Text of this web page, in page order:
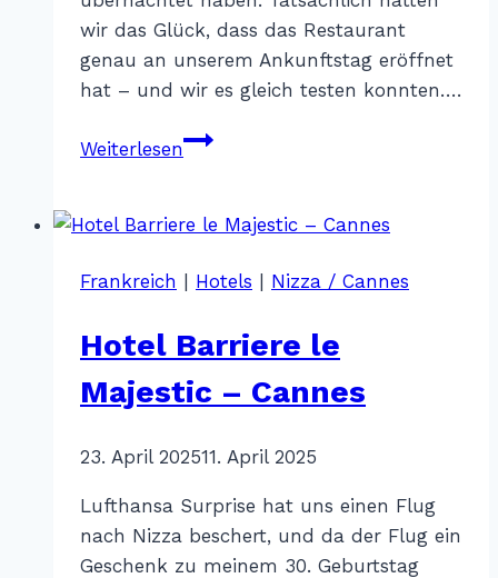
wir das Glück, dass das Restaurant
genau an unserem Ankunftstag eröffnet
hat – und wir es gleich testen konnten….
WeiterlesenCiro’s
Frankreich Hotels Nizza / Cannes
Hotel Barriere le
Majestic – Cannes
VonKatharina
23. April 202511. April 2025
Lufthansa Surprise hat uns einen Flug
nach Nizza beschert, und da der Flug ein
Geschenk zu meinem 30. Geburtstag